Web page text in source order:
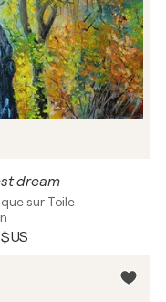
dream
sur Toile